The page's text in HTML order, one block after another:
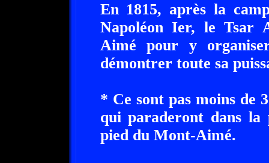
En 1815, après la
Napoléon Ier, le Tsar
Aimé pour y
démontrer toute sa
* Ce sont pas moins de
qui paraderont dans la
pied du Mont-Aimé.